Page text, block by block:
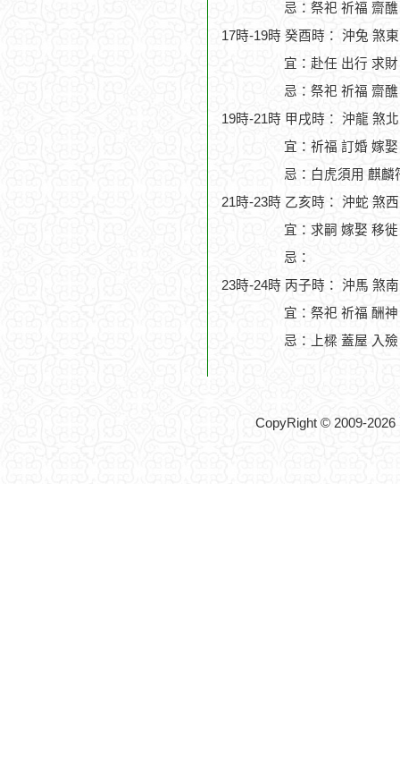
忌：祭祀 祈福 齋
17時-19時 癸酉時： 沖兔 煞
宜：赴任 出行 求
忌：祭祀 祈福 齋
19時-21時 甲戌時： 沖龍 煞
宜：祈福 訂婚 嫁
忌：白虎須用 麒麟
21時-23時 乙亥時： 沖蛇 煞
宜：求嗣 嫁娶 移
忌：
23時-24時 丙子時： 沖馬 煞
宜：祭祀 祈福 酬
忌：上樑 蓋屋 入殮
CopyRight © 2009-2026